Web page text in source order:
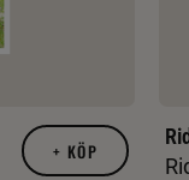
+ KÖP